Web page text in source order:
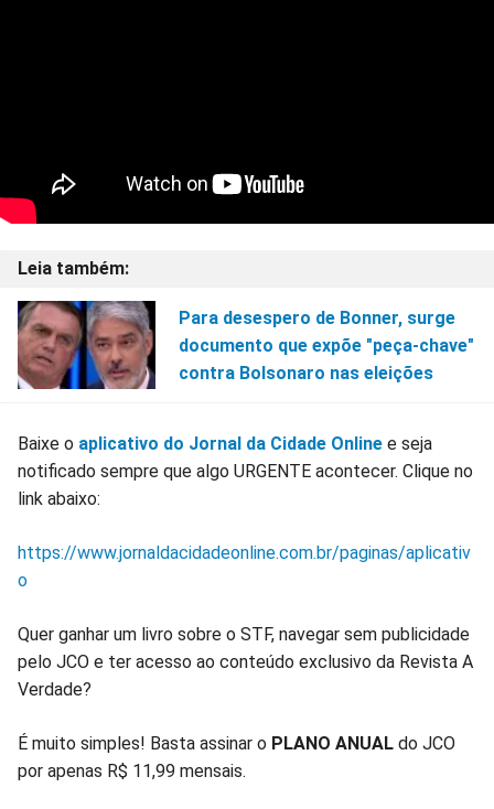
Para desespero de Bonner, surge
documento que expõe "peça-chave"
contra Bolsonaro nas eleições
Baixe o aplicativo do Jornal da Cidade Online e seja
notificado sempre que algo URGENTE acontecer. Clique no
link abaixo:
https://www.jornaldacidadeonline.com.br/paginas/aplicativ
o
Quer ganhar um livro sobre o STF, navegar sem publicidade
pelo JCO e ter acesso ao conteúdo exclusivo da Revista A
Verdade?
É muito simples! Basta assinar o PLANO ANUAL do JCO
por apenas R$ 11,99 mensais.